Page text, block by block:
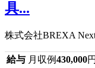
具...
株式会社BREXA
給与 月収例430,000円